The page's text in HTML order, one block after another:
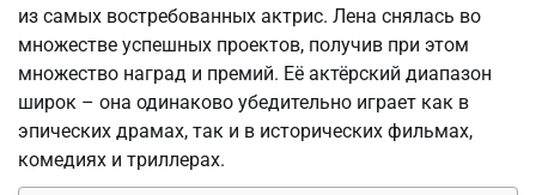
из самых востребованных актрис. Лена снялась во
множестве успешных проектов, получив при этом
множество наград и премий. Её актёрский диапазон
широк – она одинаково убедительно играет как в
эпических драмах, так и в исторических фильмах,
комедиях и триллерах.